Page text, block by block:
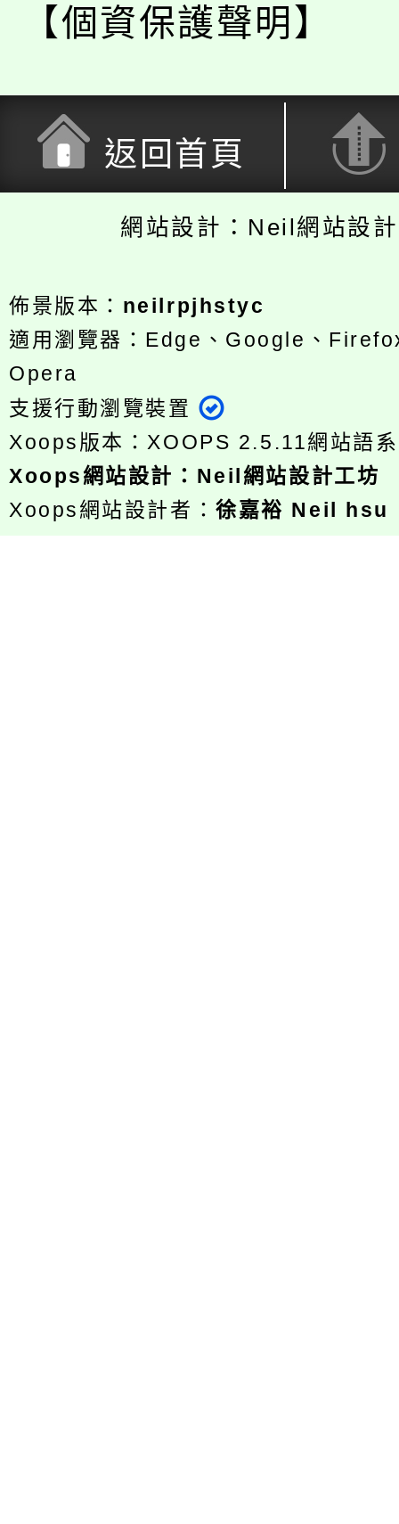
【個資保護聲明】
返回首頁
網站設計：Neil網站設
佈景版本： neilrpjhstyc
適用瀏覽器：Edge、Google、
Opera
支援行動瀏覽裝置
Xoops版本： XOOPS 2.5.11網站語
Xoops網站設計 ： Neil網站設計工坊
Xoops網站設計者：徐嘉裕 Neil hsu